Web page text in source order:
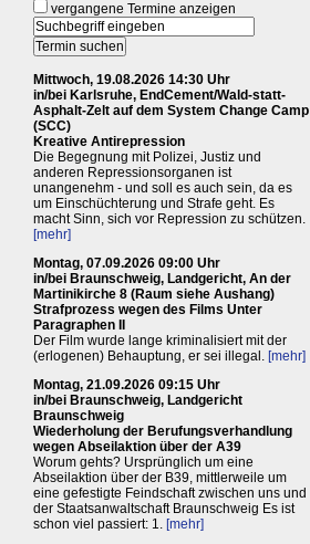
vergangene Termine anzeigen
Mittwoch, 19.08.2026 14:30 Uhr
in/bei Karlsruhe, EndCement/Wald-statt-
Asphalt-Zelt auf dem System Change Camp
(SCC)
Kreative Antirepression
Die Begegnung mit Polizei, Justiz und
anderen Repressionsorganen ist
unangenehm - und soll es auch sein, da es
um Einschüchterung und Strafe geht. Es
macht Sinn, sich vor Repression zu schützen.
[mehr]
Montag, 07.09.2026 09:00 Uhr
in/bei Braunschweig, Landgericht, An der
Martinikirche 8 (Raum siehe Aushang)
Strafprozess wegen des Films Unter
Paragraphen II
Der Film wurde lange kriminalisiert mit der
(erlogenen) Behauptung, er sei illegal. [mehr]
Montag, 21.09.2026 09:15 Uhr
in/bei Braunschweig, Landgericht
Braunschweig
Wiederholung der Berufungsverhandlung
wegen Abseilaktion über der A39
Worum gehts? Ursprünglich um eine
Abseilaktion über der B39, mittlerweile um
eine gefestigte Feindschaft zwischen uns und
der Staatsanwaltschaft Braunschweig Es ist
schon viel passiert: 1. [mehr]